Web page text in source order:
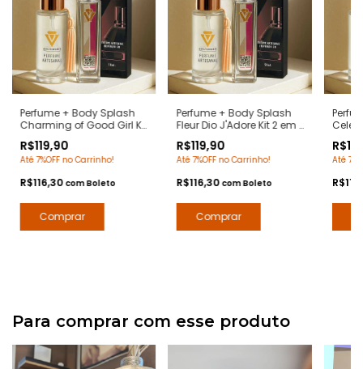
Perfume + Body Splash
Charming of Good Girl Kit
Carolina Herrera- Arte 1
Perfumes
R$119,90
Até 7%OFF no Carrinho!
R$116,30 comBoleto
Perfume + Body Splash
Fleur Dio J'Adore Kit 2 em 1
1 Perfumes
R$119,90
Até 7%OFF no Carrinho!
R$116,30 comBoleto
Até
Para comprar com esse produto